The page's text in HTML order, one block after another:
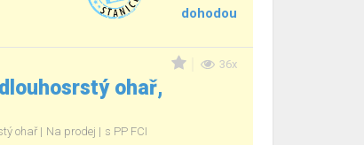
dohodou
36x
ohař,
ohař Na prodej s PP FCI